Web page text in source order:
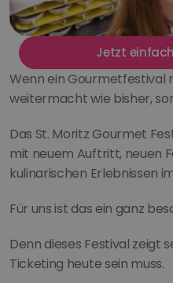
Jetzt
Wenn ein Gourmetfestival
weitermacht wie bisher,
Das St. Moritz Gourmet
mit neuem Auftritt, neuen
kulinarischen Erlebnissen
Für uns ist das ein ganz
Denn dieses Festival zeigt
Ticketing heute sein muss.